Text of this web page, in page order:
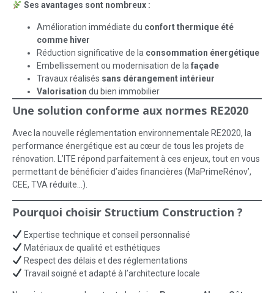
Ses avantages sont nombreux :
Amélioration immédiate du confort thermique été
comme hiver
Réduction significative de la consommation énergétique
Embellissement ou modernisation de la façade
Travaux réalisés sans dérangement intérieur
Valorisation du bien immobilier
Une solution conforme aux normes RE2020
Avec la nouvelle réglementation environnementale RE2020, la
performance énergétique est au cœur de tous les projets de
rénovation. L’ITE répond parfaitement à ces enjeux, tout en vous
permettant de bénéficier d’aides financières (MaPrimeRénov’,
CEE, TVA réduite…).
Pourquoi choisir Structium Construction ?
Expertise technique et conseil personnalisé
Matériaux de qualité et esthétiques
Respect des délais et des réglementations
Travail soigné et adapté à l’architecture locale